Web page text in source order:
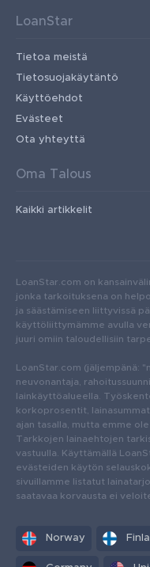
LoanStar
Tietoa meistä
Tietosuojakäytäntö
Käyttöehdot
Evästeet
Ota yhteyttä
Oma Talous
Kaikki artikkelit
LoanStar.com on
jonka tarkoituksena on
ja säästämiseen liittyvissä
käyttöliittymämme avulla
juuri omiin taloudellisiin
LoanStar.com (jäljempänä:
neuvonantaja,
lainkäyttöalueella.
korkoprosentit,
ajan tasalla, mutta emme
Tarkkojen lainaehtojen
vastuulla. Käyttämällä
evästeiden käytön
sivuillamme listatut
saatavaa korvausta ei
Norway